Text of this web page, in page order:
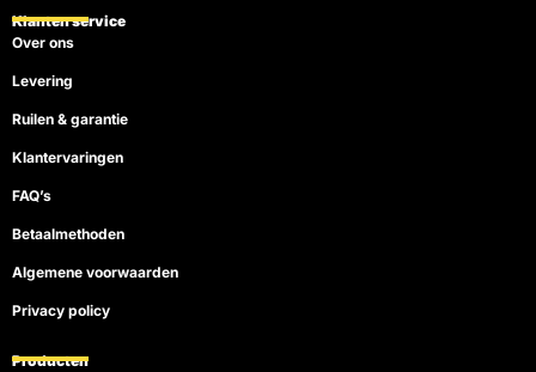
o
o
b
Klanten service
Over ons
Levering
Ruilen & garantie
Klantervaringen
FAQ’s
Betaalmethoden
Algemene voorwaarden
Privacy policy
Producten